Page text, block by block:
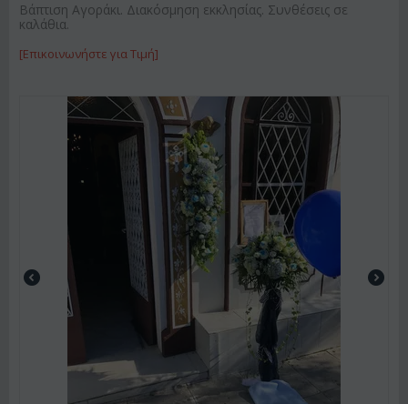
Βάπτιση Αγοράκι. Διακόσμηση εκκλησίας. Συνθέσεις σε
καλάθια.
[Επικοινωνήστε για Τιμή]